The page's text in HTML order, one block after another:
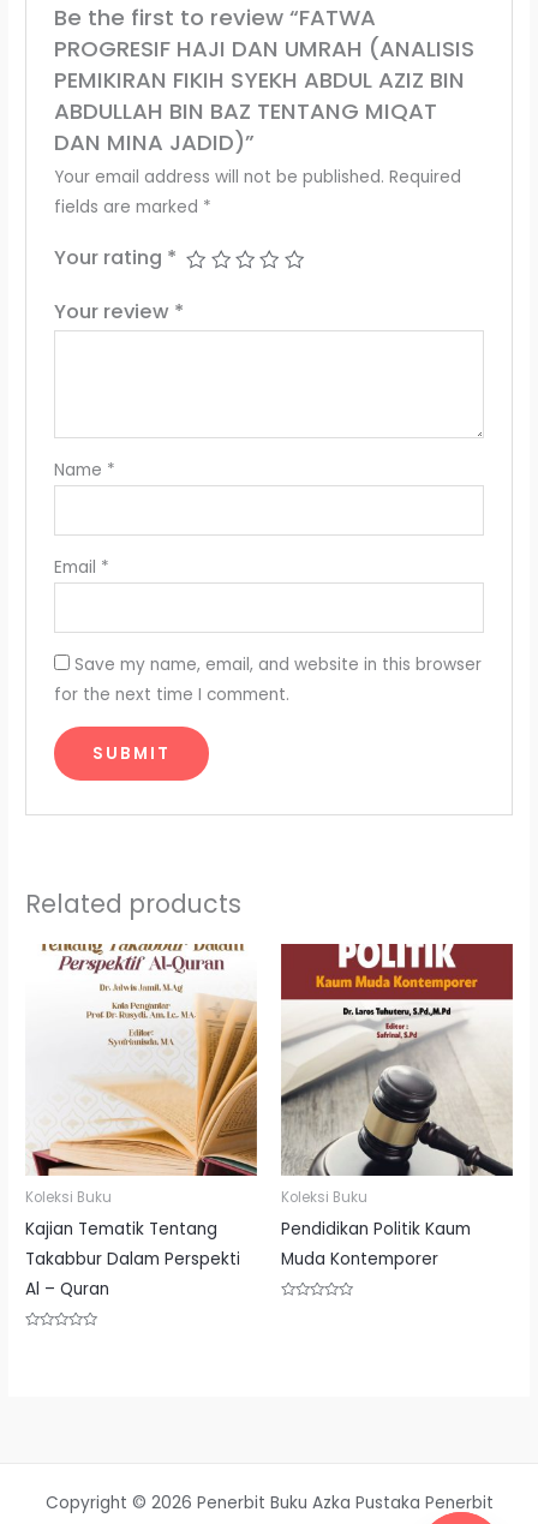
Be the first to review “FATWA
PROGRESIF HAJI DAN UMRAH (ANALISIS
PEMIKIRAN FIKIH SYEKH ABDUL AZIZ BIN
ABDULLAH BIN BAZ TENTANG MIQAT
DAN MINA JADID)”
Your email address will not be published. Required
fields are marked *
Your rating *
Your review *
Name *
Email *
Save my name, email, and website in this browser
for the next time I comment.
Related products
Koleksi Buku
Kajian Tematik Tentang
Takabbur Dalam Perspekti
Al – Quran
Koleksi Buku
Pendidikan Politik Kaum
Muda Kontemporer
Copyright © 2026 Penerbit Buku Azka Pustaka Penerbit